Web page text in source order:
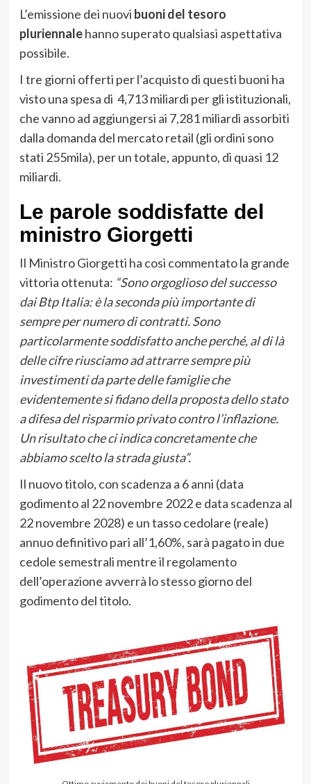
L’emissione dei nuovi buoni del tesoro
pluriennalehanno superato qualsiasi aspettativa
possibile.
I tre giorni offerti per l’acquisto di questi buoni ha
visto una spesa di 4,713 miliardi per gli istituzionali,
che vanno ad aggiungersi ai 7,281 miliardi assorbiti
dalla domanda del mercato retail (gli ordini sono
stati 255mila), per un totale, appunto, di quasi 12
miliardi.
Le parole soddisfatte del
ministro Giorgetti
Il Ministro Giorgetti ha cosi commentato la grande
vittoria ottenuta: “Sono orgoglioso del successo
dai Btp Italia: è la seconda più importante di
sempre per numero di contratti. Sono
particolarmente soddisfatto anche perché, al di là
delle cifre riusciamo ad attrarre sempre più
investimenti da parte delle famiglie che
evidentemente si fidano della proposta dello stato
a difesa del risparmio privato contro l’inflazione.
Un risultato che ci indica concretamente che
abbiamo scelto la strada giusta”.
Il nuovo titolo, con scadenza a 6 anni (data
godimento al 22 novembre 2022 e data scadenza al
22 novembre 2028) e un tasso cedolare (reale)
annuo definitivo pari all’1,60%, sarà pagato in due
cedole semestrali mentre il regolamento
dell’operazione avverrà lo stesso giorno del
godimento del titolo.